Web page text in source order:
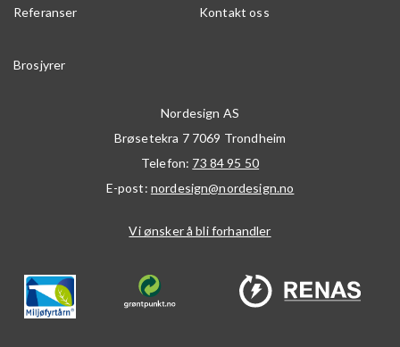
Referanser Kontakt oss
Brosjyrer
Nordesign AS
Brøsetekra 7 7069 Trondheim
Telefon: 73 84 95 50
E-post: nordesign@nordesign.no
Vi ønsker å bli forhandler